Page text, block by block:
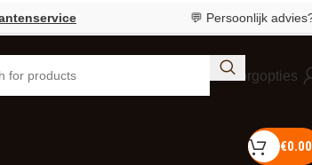
💬 Persoonlijk advies?Bel
Bezorgopties
€0.00